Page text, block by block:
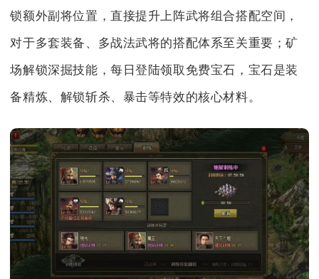
锁额外副将位置，直接提升上阵武将组合搭配空间，
对于多套装备、多战法武将的搭配体系至关重要；矿
场解锁深掘技能，每日登陆领取免费宝石，宝石是装
备精炼、解锁斩杀、暴击等特效的核心材料。